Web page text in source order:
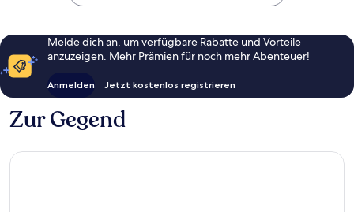
Melde dich an, um verfügbare Rabatte und Vorteile
anzuzeigen. Mehr Prämien für noch mehr Abenteuer!
Anmelden Jetzt kostenlos registrieren
Zur Gegend